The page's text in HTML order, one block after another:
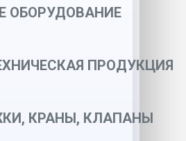
ОБОРУДОВАНИЕ
ПРОДУКЦИЯ
КРАНЫ, КЛАПАНЫ